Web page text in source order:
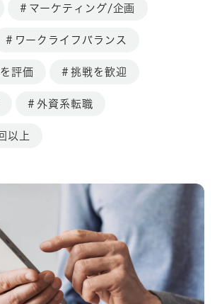
マーケティング/企画
ワークライフバランス
評価 挑戦を歓迎
外資系転職
以上